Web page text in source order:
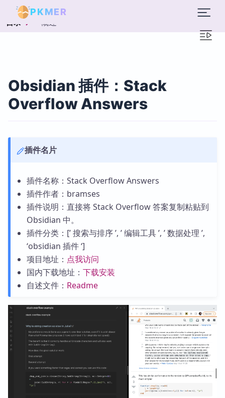
PKMER
目录 概述
Obsidian 插件：Stack
Overflow Answers
插件名片
插件名称：Stack Overflow Answers
插件作者：bramses
插件说明：直接将 Stack Overflow 答案复制粘贴到
Obsidian 中。
插件分类：[’ 搜索与排序 ’, ’ 编辑工具 ’, ’ 数据处理 ’,
‘obsidian 插件 ‘]
项目地址： 点我访问
国内下载地址： 下载安装
自述文件： Readme